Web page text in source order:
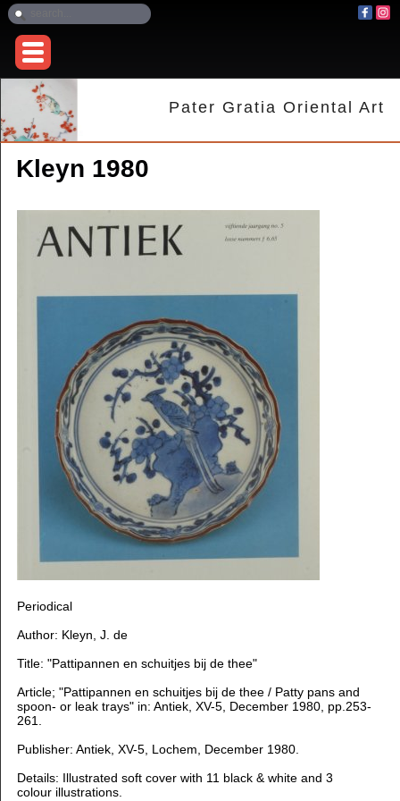
Pater Gratia Oriental Art
Kleyn 1980
Periodical
Author: Kleyn, J. de
Title: "Pattipannen en schuitjes bij de thee"
Article; "Pattipannen en schuitjes bij de thee / Patty pans and
spoon- or leak trays" in: Antiek, XV-5, December 1980, pp.253-
261.
Publisher: Antiek, XV-5, Lochem, December 1980.
Details: Illustrated soft cover with 11 black & white and 3
colour illustrations.